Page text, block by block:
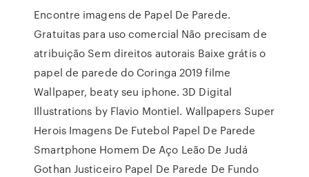
Encontre imagens de Papel De Parede.
Gratuitas para uso comercial Não precisam de
atribuição Sem direitos autorais Baixe grátis o
papel de parede do Coringa 2019 filme
Wallpaper, beaty seu iphone. 3D Digital
Illustrations by Flavio Montiel. Wallpapers Super
Herois Imagens De Futebol Papel De Parede
Smartphone Homem De Aço Leão De Judá
Gothan Justiceiro Papel De Parede De Fundo